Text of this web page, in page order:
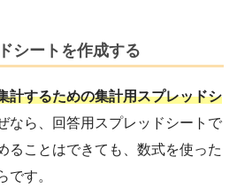
シートを作成する
計するための集計用スプレッドシ
なら、回答用スプレッドシートで
ることはできても、数式を使った
です。